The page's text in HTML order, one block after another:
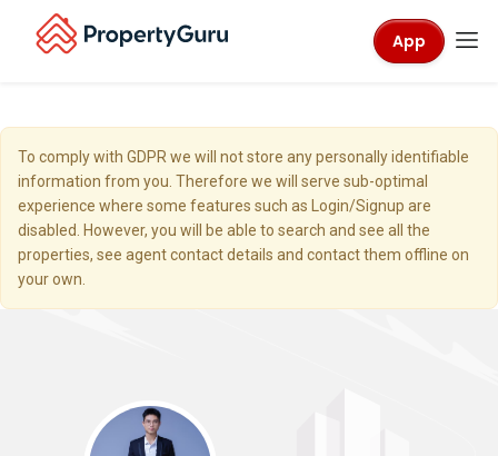
App
To comply with GDPR we will not store any personally identifiable
information from you. Therefore we will serve sub-optimal
experience where some features such as Login/Signup are
disabled. However, you will be able to search and see all the
properties, see agent contact details and contact them offline on
your own.